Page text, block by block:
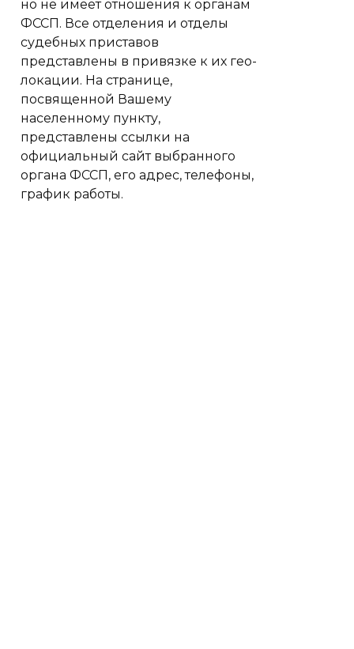
но не имеет отношения к органам
ФССП. Все отделения и отделы
судебных приставов
представлены в привязке к их гео-
локации. На странице,
посвященной Вашему
населенному пункту,
представлены ссылки на
официальный сайт выбранного
органа ФССП, его адрес, телефоны,
график работы.